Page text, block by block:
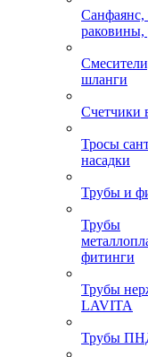
раковины,
шланги
Счетчики
Тросы
насадки
Трубы и
Трубы
фитинги
Трубы
LAVITA
Трубы